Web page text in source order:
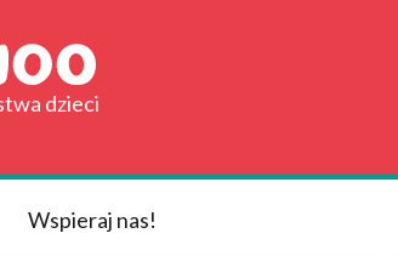
dzieci
Wspieraj nas!